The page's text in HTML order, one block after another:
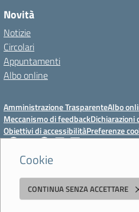
Cookie
CONTINUA SENZA ACCETTARE
Novità
Notizie
Circolari
Appuntamenti
Albo online
Amministrazione TrasparenteAlbo
Meccanismo di feedbackDichiarazioni
Obiettivi di accessibilitàPreferenze
Istituto Professionale Statale Socio-
Deledda"